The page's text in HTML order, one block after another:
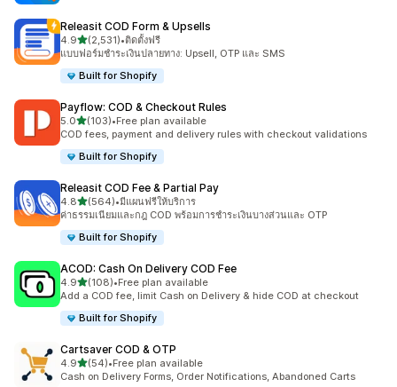
Releasit COD Form & Upsells
4.9เต็ม 5 ดาว
(2,531)
ทั้งหมด 2531 รีวิว
•ติดตั้งฟรี
แบบฟอร์มชำระเงินปลายทาง: Upsell, OTP และ SMS
Built for Shopify
Payflow: COD & Checkout Rules
5.0เต็ม 5 ดาว
(103)
ทั้งหมด 103 รีวิว
•Free plan available
COD fees, payment and delivery rules with checkout validations
Built for Shopify
Releasit COD Fee & Partial Pay
4.8เต็ม 5 ดาว
(564)
ทั้งหมด 564 รีวิว
•มีแผนฟรีให้บริการ
ค่าธรรมเนียมและกฎ COD พร้อมการชำระเงินบางส่วนและ OTP
Built for Shopify
ACOD: Cash On Delivery COD Fee
4.9เต็ม 5 ดาว
(108)
ทั้งหมด 108 รีวิว
•Free plan available
Add a COD fee, limit Cash on Delivery & hide COD at checkout
Built for Shopify
Cartsaver COD & OTP
4.9เต็ม 5 ดาว
(54)
ทั้งหมด 54 รีวิว
•Free plan available
Cash on Delivery Forms, Order Notifications, Abandoned Carts